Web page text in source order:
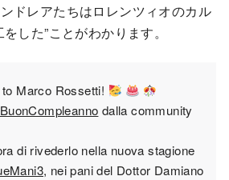
ドレアたちはロレンツィオのカル
した”ことがわかります。
Marco Rossetti!
dalla community
di rivederlo nella nuova stagione
, nei pani del Dottor Damiano